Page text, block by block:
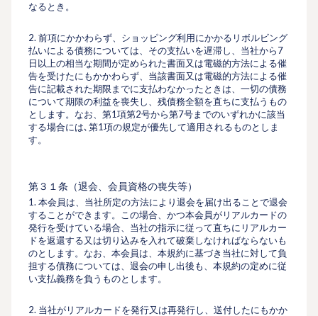
なるとき。
2. 前項にかかわらず、ショッピング利⽤にかかるリボルビング
払いによる債務については、その⽀払いを遅滞し、当社から7
⽇以上の相当な期間が定められた書⾯又は電磁的方法による催
告を受けたにもかかわらず、当該書⾯又は電磁的方法による催
告に記載された期限までに⽀払わなかったときは、一切の債務
について期限の利益を喪失し、残債務全額を直ちに支払うもの
とします。なお、第1項第2号から第7号までのいずれかに該当
する場合には､第1項の規定が優先して適⽤されるものとしま
す。
第３１条（退会、会員資格の喪失等）
1. 本会員は、当社所定の⽅法により退会を届け出ることで退会
することができます。この場合、かつ本会員がリアルカードの
発行を受けている場合、当社の指⽰に従って直ちにリアルカー
ドを返還する又は切り込みを⼊れて破棄しなければならないも
のとします。なお、本会員は、本規約に基づき当社に対して負
担する債務については、退会の申し出後も、本規約の定めに従
い⽀払義務を負うものとします。
2. 当社がリアルカードを発⾏又は再発⾏し、送付したにもかか